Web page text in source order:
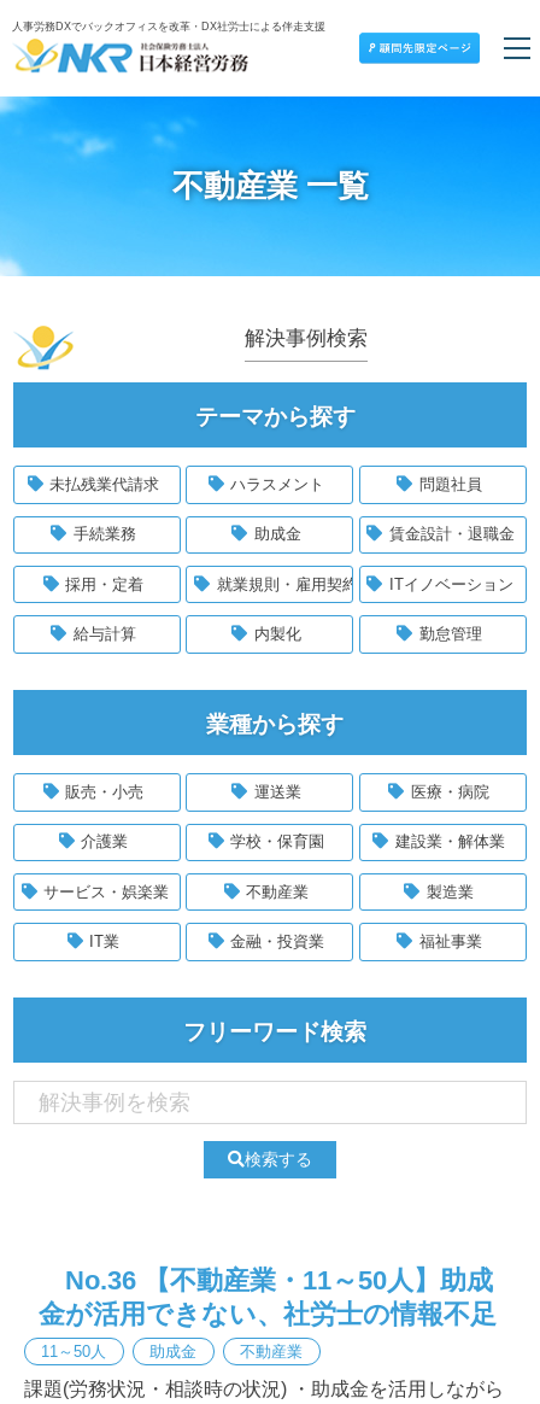
人事労務DXでバックオフィスを改革・DX社労士による伴走支援
不動産業 一覧
解決事例検索
テーマから探す
未払残業代請求 ハラスメント 問題社員
手続業務 助成金 賃金設計・退職金
採用・定着 就業規則・雇用契約 ITイノベーション
給与計算 内製化 勤怠管理
業種から探す
販売・小売 運送業 医療・病院
介護業 学校・保育園 建設業・解体業
サービス・娯楽業 不動産業 製造業
IT業 金融・投資業 福祉事業
フリーワード検索
検索する
No.36 【不動産業・11～50人】助成
金が活用できない、社労士の情報不足
11～50人 助成金 不動産業
課題(労務状況・相談時の状況) ・助成金を活用しながら